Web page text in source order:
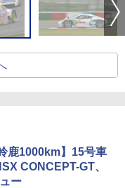
鹿1000km】15号車
CONCEPT-GT、
ー